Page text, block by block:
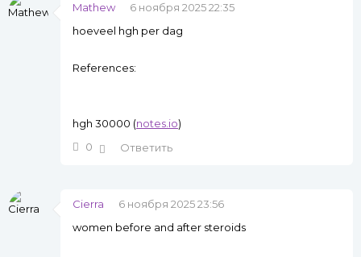
Mathew
6 ноября 2025 22:35
hoeveel hgh per dag
References:
hgh 30000 (notes.io)
0
Ответить
Cierra
6 ноября 2025 23:56
women before and after steroids